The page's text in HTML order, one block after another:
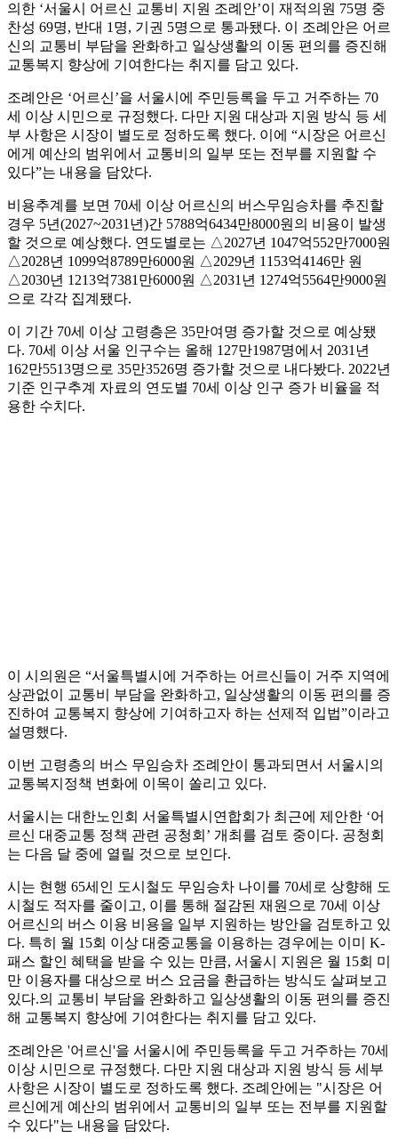
의한 ‘서울시 어르신 교통비 지원 조례안’이 재적의원 75명 중
찬성 69명, 반대 1명, 기권 5명으로 통과됐다. 이 조례안은 어르
신의 교통비 부담을 완화하고 일상생활의 이동 편의를 증진해
교통복지 향상에 기여한다는 취지를 담고 있다.
조례안은 ‘어르신’을 서울시에 주민등록을 두고 거주하는 70
세 이상 시민으로 규정했다. 다만 지원 대상과 지원 방식 등 세
부 사항은 시장이 별도로 정하도록 했다. 이에 “시장은 어르신
에게 예산의 범위에서 교통비의 일부 또는 전부를 지원할 수
있다”는 내용을 담았다.
비용추계를 보면 70세 이상 어르신의 버스무임승차를 추진할
경우 5년(2027~2031년)간 5788억6434만8000원의 비용이 발생
할 것으로 예상했다. 연도별로는 △2027년 1047억552만7000원
△2028년 1099억8789만6000원 △2029년 1153억4146만 원
△2030년 1213억7381만6000원 △2031년 1274억5564만9000원
으로 각각 집계됐다.
이 기간 70세 이상 고령층은 35만여명 증가할 것으로 예상됐
다. 70세 이상 서울 인구수는 올해 127만1987명에서 2031년
162만5513명으로 35만3526명 증가할 것으로 내다봤다. 2022년
기준 인구추계 자료의 연도별 70세 이상 인구 증가 비율을 적
용한 수치다.
이 시의원은 “서울특별시에 거주하는 어르신들이 거주 지역에
상관없이 교통비 부담을 완화하고, 일상생활의 이동 편의를 증
진하여 교통복지 향상에 기여하고자 하는 선제적 입법”이라고
설명했다.
이번 고령층의 버스 무임승차 조례안이 통과되면서 서울시의
교통복지정책 변화에 이목이 쏠리고 있다.
서울시는 대한노인회 서울특별시연합회가 최근에 제안한 ‘어
르신 대중교통 정책 관련 공청회’ 개최를 검토 중이다. 공청회
는 다음 달 중에 열릴 것으로 보인다.
시는 현행 65세인 도시철도 무임승차 나이를 70세로 상향해 도
시철도 적자를 줄이고, 이를 통해 절감된 재원으로 70세 이상
어르신의 버스 이용 비용을 일부 지원하는 방안을 검토하고 있
다. 특히 월 15회 이상 대중교통을 이용하는 경우에는 이미 K-
패스 할인 혜택을 받을 수 있는 만큼, 서울시 지원은 월 15회 미
만 이용자를 대상으로 버스 요금을 환급하는 방식도 살펴보고
있다.의 교통비 부담을 완화하고 일상생활의 이동 편의를 증진
해 교통복지 향상에 기여한다는 취지를 담고 있다.
조례안은 '어르신'을 서울시에 주민등록을 두고 거주하는 70세
이상 시민으로 규정했다. 다만 지원 대상과 지원 방식 등 세부
사항은 시장이 별도로 정하도록 했다. 조례안에는 "시장은 어
르신에게 예산의 범위에서 교통비의 일부 또는 전부를 지원할
수 있다"는 내용을 담았다.